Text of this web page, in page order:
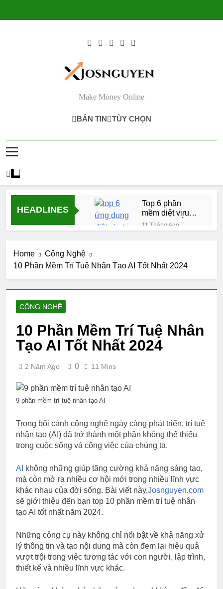
Make Money Online
BẢN TIN TÙY CHỌN
HEADLINES
Top 6 phần
mềm diệt virus
Android MIỄN
PHÍ tốt nhất
11 Tháng Ago
Top 6 dịch vụ
Hosting tốt nhất hiện
nay
2 Năm Ago
2 Năm Ago
7 Công cụ
Marketing Tool hữu
dụng
2024
2 Năm Ago
máy tính tốt nhất 2024
2 Năm Ago
10 Phần Mềm Trí Tuệ
Nhân Tạo AI Tốt
Nhất 2024
9 công cụ AI tạo
video từ văn bản
miễn phí
2 Năm Ago
5 Công cụ phát hiện
Home
Công Nghệ
10 Phần Mềm Trí Tuệ Nhân Tạo AI Tốt Nhất 2024
CÔNG NGHỆ
10 Phần Mềm Trí Tuệ Nhân
Tạo AI Tốt Nhất 2024
2 Năm Ago 0 11 Mins
9 phần mềm trí tuệ nhân tạo AI
Trong bối cảnh công nghệ ngày càng phát triển, trí tuệ
nhân tạo (AI) đã trở thành một phần không thể thiếu
trong cuộc sống và công việc của chúng ta.
AI
không những giúp tăng cường khả năng sáng tạo,
mà còn mở ra nhiều cơ hội mới trong nhiều lĩnh vực
khác nhau của đời sống. Bài viết này,Josnguyen.com
sẽ giới thiệu đến bạn top 10 phần mềm trí tuệ nhân
tạo AI tốt nhất năm 2024.
Những công cụ này không chỉ nổi bật về khả năng xử
lý thông tin và tạo nội dung mà còn đem lại hiệu quả
vượt trội trong việc tương tác với con người, lập trình,
thiết kế và nhiều lĩnh vực khác.